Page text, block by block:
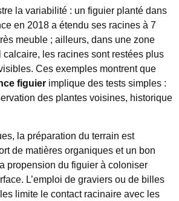
la variabilité : un figuier planté dans
en 2018 a étendu ses racines à 7
meuble ; ailleurs, dans une zone
calcaire, les racines sont restées plus
Ces exemples montrent que
figuier implique des tests simples :
des plantes voisines, historique
la préparation du terrain est
de matières organiques et un bon
propension du figuier à coloniser
L’emploi de graviers ou de billes
limite le contact racinaire avec les